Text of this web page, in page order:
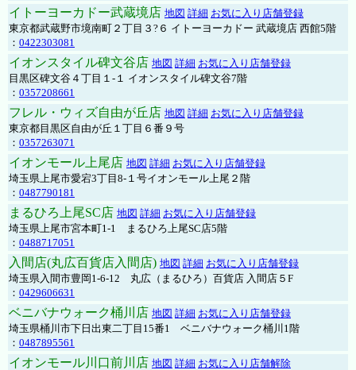
イトーヨーカドー武蔵境店 地図 詳細 お気に入り店舗登録
東京都武蔵野市境南町２丁目３?６ イトーヨーカドー 武蔵境店 西館5階
： 0422303081
イオンスタイル碑文谷店 地図 詳細 お気に入り店舗登録
目黒区碑文谷４丁目１-１ イオンスタイル碑文谷7階
： 0357208661
フレル・ウィズ自由が丘店 地図 詳細 お気に入り店舗登録
東京都目黒区自由が丘１丁目６番９号
： 0357263071
イオンモール上尾店 地図 詳細 お気に入り店舗登録
埼玉県上尾市愛宕3丁目8-１号イオンモール上尾２階
： 0487790181
まるひろ上尾SC店 地図 詳細 お気に入り店舗登録
埼玉県上尾市宮本町1-1 まるひろ上尾SC店5階
： 0488717051
入間店(丸広百貨店入間店) 地図 詳細 お気に入り店舗登録
埼玉県入間市豊岡1-6-12 丸広（まるひろ）百貨店 入間店５F
： 0429606631
ベニバナウォーク桶川店 地図 詳細 お気に入り店舗登録
埼玉県桶川市下日出東二丁目15番1 ベニバナウォーク桶川1階
： 0487895561
イオンモール川口前川店 地図 詳細 お気に入り店舗解除